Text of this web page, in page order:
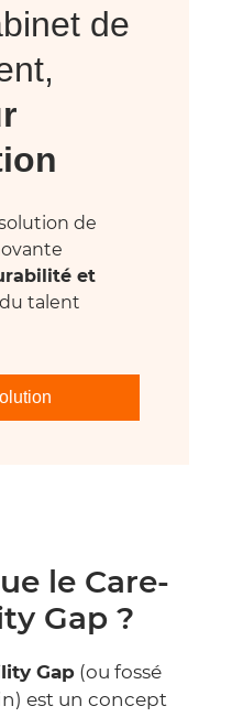
de
de
et
du talent
le Care-
Gap ?
Gap (ou fossé
est un concept